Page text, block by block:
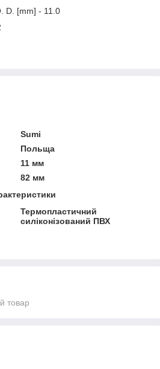
D. [mm] - 11.0
Sumi
Польща
11 мм
82 мм
Термопластичний
силіконізований ПВХ
товар